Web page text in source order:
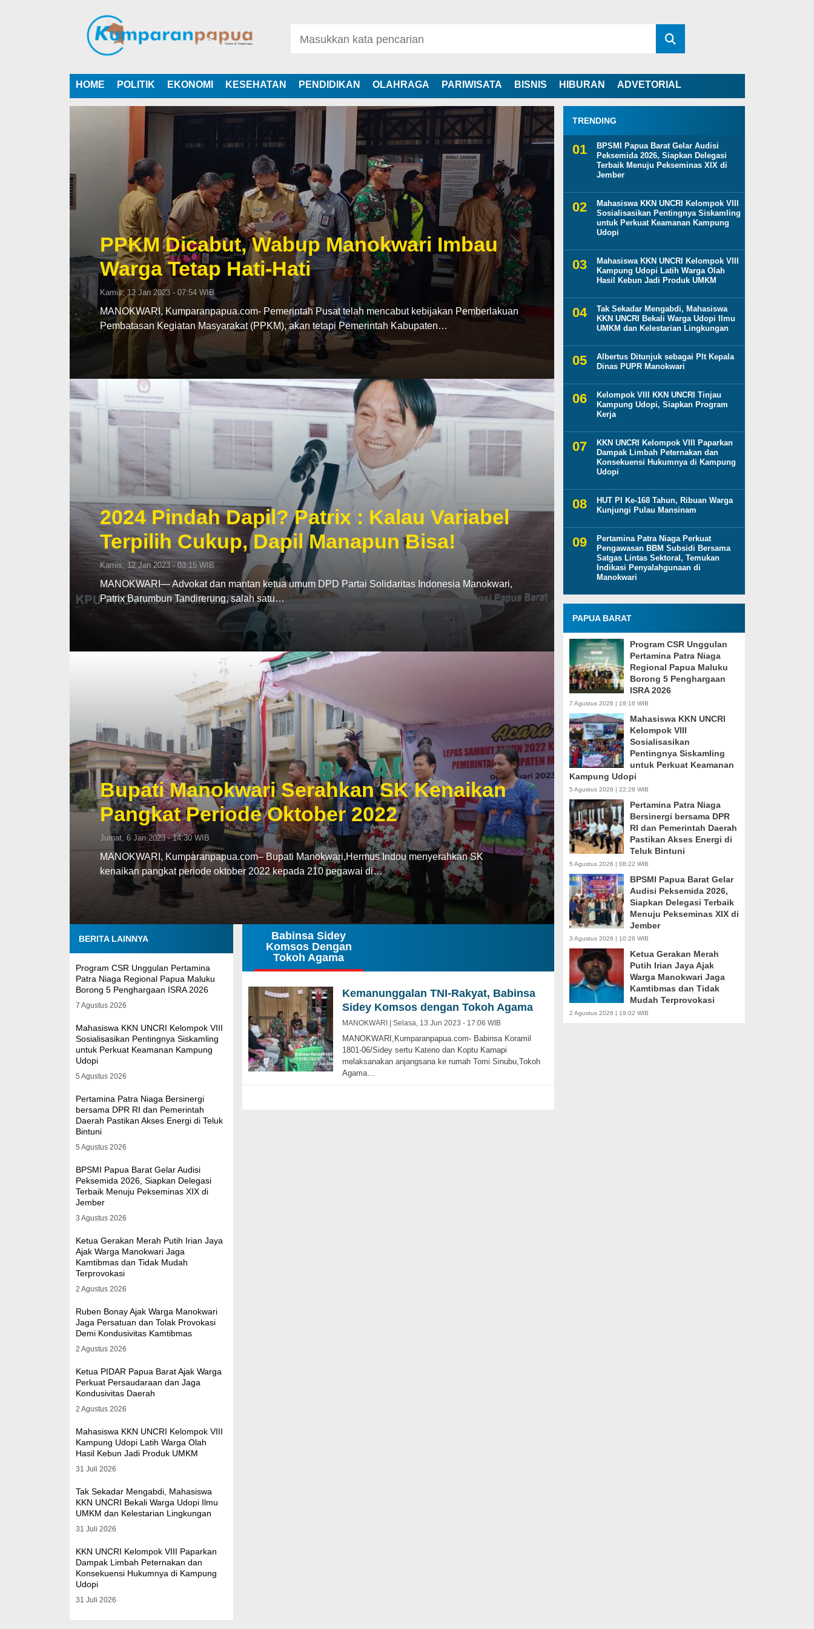
HOME POLITIK EKONOMI KESEHATAN PENDIDIKAN OLAHRAGA PARIWISATA BISNIS HIBURAN ADVETORIAL
PPKM Dicabut, Wabup Manokwari Imbau
Warga Tetap Hati-Hati
Kamis, 12 Jan 2023 - 07:54 WIB
MANOKWARI, Kumparanpapua.com- Pemerintah Pusat telah mencabut kebijakan Pemberlakuan
Pembatasan Kegiatan Masyarakat (PPKM), akan tetapi Pemerintah Kabupaten…
2024 Pindah Dapil? Patrix : Kalau Variabel
Terpilih Cukup, Dapil Manapun Bisa!
Kamis, 12 Jan 2023 - 03:15 WIB
MANOKWARI— Advokat dan mantan ketua umum DPD Partai Solidaritas Indonesia Manokwari,
Patrix Barumbun Tandirerung, salah satu…
Bupati Manokwari Serahkan SK Kenaikan
Pangkat Periode Oktober 2022
Jumat, 6 Jan 2023 - 14:30 WIB
MANOKWARI, Kumparanpapua.com– Bupati Manokwari,Hermus Indou menyerahkan SK
kenaikan pangkat periode oktober 2022 kepada 210 pegawai di…
BERITA LAINNYA
Program CSR Unggulan Pertamina
Patra Niaga Regional Papua Maluku
Borong 5 Penghargaan ISRA 2026
7 Agustus 2026
Mahasiswa KKN UNCRI Kelompok VIII
Sosialisasikan Pentingnya Siskamling
untuk Perkuat Keamanan Kampung
Udopi
5 Agustus 2026
Pertamina Patra Niaga Bersinergi
bersama DPR RI dan Pemerintah
Daerah Pastikan Akses Energi di Teluk
Bintuni
5 Agustus 2026
BPSMI Papua Barat Gelar Audisi
Peksemida 2026, Siapkan Delegasi
Terbaik Menuju Pekseminas XIX di
Jember
3 Agustus 2026
Ketua Gerakan Merah Putih Irian Jaya
Ajak Warga Manokwari Jaga
Kamtibmas dan Tidak Mudah
Terprovokasi
2 Agustus 2026
Ruben Bonay Ajak Warga Manokwari
Jaga Persatuan dan Tolak Provokasi
Demi Kondusivitas Kamtibmas
2 Agustus 2026
Ketua PIDAR Papua Barat Ajak Warga
Perkuat Persaudaraan dan Jaga
Kondusivitas Daerah
2 Agustus 2026
Mahasiswa KKN UNCRI Kelompok VIII
Kampung Udopi Latih Warga Olah
Hasil Kebun Jadi Produk UMKM
31 Juli 2026
Tak Sekadar Mengabdi, Mahasiswa
KKN UNCRI Bekali Warga Udopi Ilmu
UMKM dan Kelestarian Lingkungan
31 Juli 2026
KKN UNCRI Kelompok VIII Paparkan
Dampak Limbah Peternakan dan
Konsekuensi Hukumnya di Kampung
Udopi
31 Juli 2026
Babinsa Sidey
Komsos Dengan
Tokoh Agama
Kemanunggalan TNI-Rakyat, Babinsa
Sidey Komsos dengan Tokoh Agama
MANOKWARI | Selasa, 13 Jun 2023 - 17:06 WIB
MANOKWARI,Kumparanpapua.com- Babinsa Koramil
1801-06/Sidey sertu Kateno dan Koptu Karnapi
melaksanakan anjangsana ke rumah Tomi Sinubu,Tokoh
Agama…
TRENDING
BPSMI Papua Barat Gelar Audisi
Peksemida 2026, Siapkan Delegasi
Terbaik Menuju Pekseminas XIX di
Jember
Mahasiswa KKN UNCRI Kelompok VIII
Sosialisasikan Pentingnya Siskamling
untuk Perkuat Keamanan Kampung
Udopi
Mahasiswa KKN UNCRI Kelompok VIII
Kampung Udopi Latih Warga Olah
Hasil Kebun Jadi Produk UMKM
Tak Sekadar Mengabdi, Mahasiswa
KKN UNCRI Bekali Warga Udopi Ilmu
UMKM dan Kelestarian Lingkungan
Albertus Ditunjuk sebagai Plt Kepala
Dinas PUPR Manokwari
Kelompok VIII KKN UNCRI Tinjau
Kampung Udopi, Siapkan Program
Kerja
KKN UNCRI Kelompok VIII Paparkan
Dampak Limbah Peternakan dan
Konsekuensi Hukumnya di Kampung
Udopi
HUT PI Ke-168 Tahun, Ribuan Warga
Kunjungi Pulau Mansinam
Pertamina Patra Niaga Perkuat
Pengawasan BBM Subsidi Bersama
Satgas Lintas Sektoral, Temukan
Indikasi Penyalahgunaan di
Manokwari
PAPUA BARAT
Program CSR Unggulan
Pertamina Patra Niaga
Regional Papua Maluku
Borong 5 Penghargaan
ISRA 2026
7 Agustus 2026 | 19:16 WIB
Mahasiswa KKN UNCRI
Kelompok VIII
Sosialisasikan
Pentingnya Siskamling
untuk Perkuat Keamanan
Kampung Udopi
5 Agustus 2026 | 22:28 WIB
Pertamina Patra Niaga
Bersinergi bersama DPR
RI dan Pemerintah Daerah
Pastikan Akses Energi di
Teluk Bintuni
5 Agustus 2026 | 08:22 WIB
BPSMI Papua Barat Gelar
Audisi Peksemida 2026,
Siapkan Delegasi Terbaik
Menuju Pekseminas XIX di
Jember
3 Agustus 2026 | 10:28 WIB
Ketua Gerakan Merah
Putih Irian Jaya Ajak
Warga Manokwari Jaga
Kamtibmas dan Tidak
Mudah Terprovokasi
2 Agustus 2026 | 19:02 WIB